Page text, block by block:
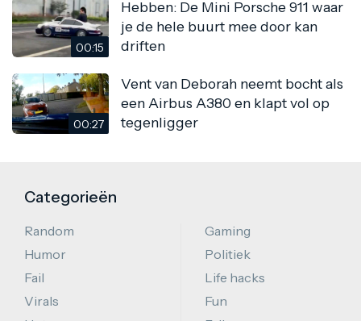
00:15
Hebben: De Mini Porsche 911 waar
je de hele buurt mee door kan
driften
00:27
Vent van Deborah neemt bocht als
een Airbus A380 en klapt vol op
tegenligger
Categorieën
Random
Humor
Fail
Virals
Gaming
Politiek
Life hacks
Fun